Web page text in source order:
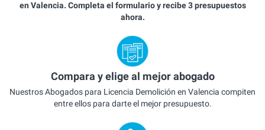
en Valencia. Completa el formulario y recibe 3 presupuestos
ahora.
Compara y elige al mejor abogado
Nuestros Abogados para Licencia Demolición en Valencia compiten
entre ellos para darte el mejor presupuesto.